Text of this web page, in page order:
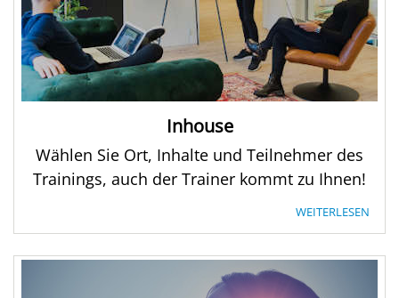
Inhouse
Wählen Sie Ort, Inhalte und Teilnehmer des
Trainings, auch der Trainer kommt zu Ihnen!
WEITERLESEN